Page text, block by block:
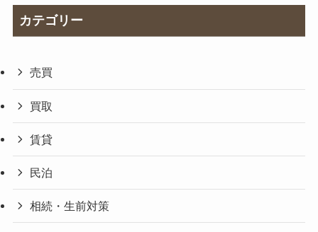
カテゴリー
売買
買取
賃貸
民泊
相続・生前対策